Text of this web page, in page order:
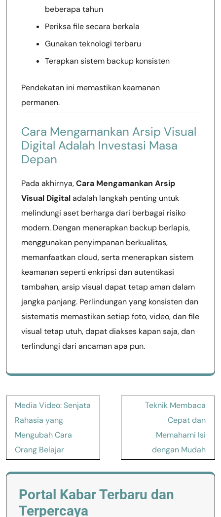
beberapa tahun
Periksa file secara berkala
Gunakan teknologi terbaru
Terapkan sistem backup konsisten
Pendekatan ini memastikan keamanan
permanen.
Cara Mengamankan Arsip Visual
Digital Adalah Investasi Masa
Depan
Pada akhirnya,Cara Mengamankan Arsip
Visual Digitaladalah langkah penting untuk
melindungi aset berharga dari berbagai risiko
modern. Dengan menerapkan backup berlapis,
menggunakan penyimpanan berkualitas,
memanfaatkan cloud, serta menerapkan sistem
keamanan seperti enkripsi dan autentikasi
tambahan, arsip visual dapat tetap aman dalam
jangka panjang. Perlindungan yang konsisten dan
sistematis memastikan setiap foto, video, dan file
visual tetap utuh, dapat diakses kapan saja, dan
terlindungi dari ancaman apa pun.
Post
navigation
Media Video: Senjata
Rahasia yang
Mengubah Cara
Orang Belajar
Teknik Membaca
Cepat dan
Memahami Isi
dengan Mudah
Portal Kabar Terbaru dan
Terpercaya